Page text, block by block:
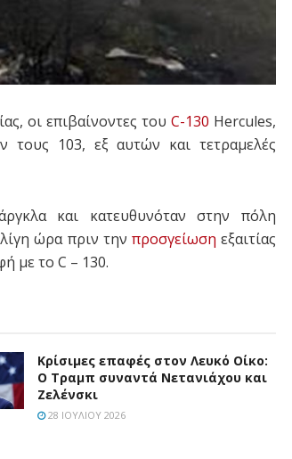
οι επιβαίνοντες του C-130 Hercules,
τους 103, εξ αυτών και τετραμελές
και κατευθυνόταν στην πόλη
ώρα πριν την προσγείωση εξαιτίας
με το C – 130.
Κρίσιμες επαφές στον Λευκό Οίκο:
Ο Τραμπ συναντά Νετανιάχου και
Ζελένσκι
28 ΙΟΥΛΊΟΥ 2026